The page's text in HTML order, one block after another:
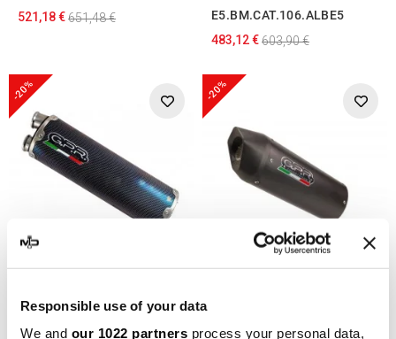
Responsible use of your data
We and our 1022 partners process your personal data,
521,18 €651,48 €
E5.BM.CAT.106.ALBE5
483,12 €603,90 €
-20%
GPR Bmw G 310 Gs
2022/2024 e5
-20%
2022/2024 e5